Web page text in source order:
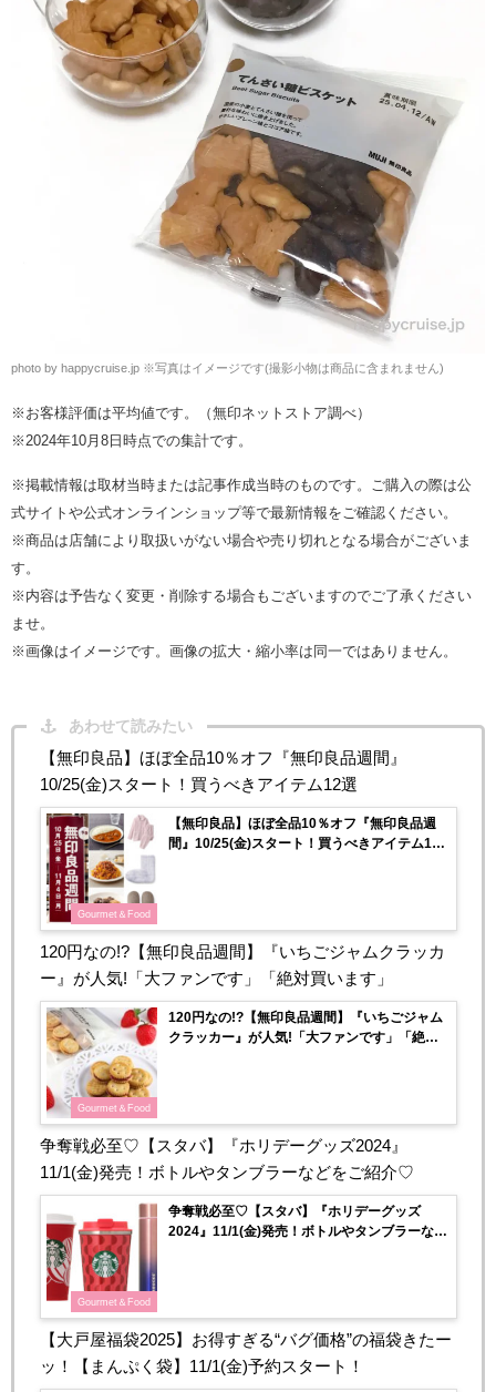
photo by happycruise.jp ※写真はイメージです(撮影小物は商品に含まれません)
※お客様評価は平均値です。（無印ネットストア調べ）
※2024年10月8日時点での集計です。
※掲載情報は取材当時または記事作成当時のものです。ご購入の際は公
式サイトや公式オンラインショップ等で最新情報をご確認ください。
※商品は店舗により取扱いがない場合や売り切れとなる場合がございま
す。
※内容は予告なく変更・削除する場合もございますのでご了承ください
ませ。
※画像はイメージです。画像の拡大・縮小率は同一ではありません。
あわせて読みたい
【無印良品】ほぼ全品10％オフ『無印良品週間』
10/25(金)スタート！買うべきアイテム12選
Gourmet＆Food
【無印良品】ほぼ全品10％オフ『無印良品週
間』10/25(金)スタート！買うべきアイテム12
120円なの!?【無印良品週間】『いちごジャムクラッカ
ー』が人気!「大ファンです」「絶対買います」
Gourmet＆Food
120円なの!?【無印良品週間】『いちごジャム
クラッカー』が人気!「大ファンです」「絶対
争奪戦必至♡【スタバ】『ホリデーグッズ2024』
11/1(金)発売！ボトルやタンブラーなどをご紹介♡
Gourmet＆Food
争奪戦必至♡【スタバ】『ホリデーグッズ
2024』11/1(金)発売！ボトルやタンブラーなど
【大戸屋福袋2025】お得すぎる“バグ価格”の福袋きたー
ッ！【まんぷく袋】11/1(金)予約スタート！